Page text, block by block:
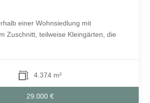
einer Wohnsiedlung mit
Zuschnitt, teilweise Kleingärten, die
4.374 m²
29.000 €